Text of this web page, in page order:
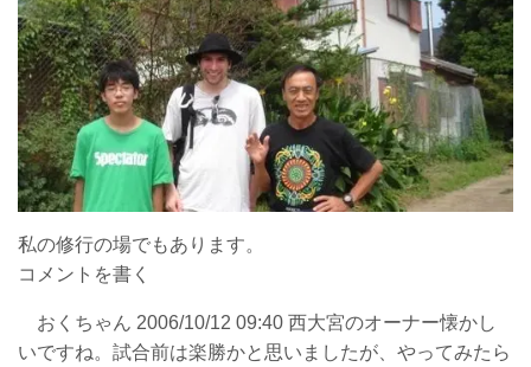
私の修行の場でもあります。
コメントを書く
おくちゃん 2006/10/12 09:40 西大宮のオーナー懐かし
いですね。試合前は楽勝かと思いましたが、やってみたら